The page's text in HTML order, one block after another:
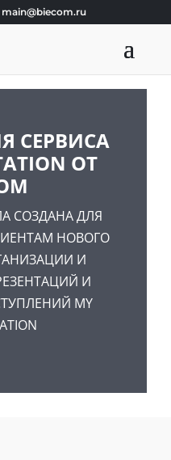
main@biecom.ru
СЕРВИСА
ОТ
СОЗДАНА ДЛЯ
НОВОГО
И
И
MY